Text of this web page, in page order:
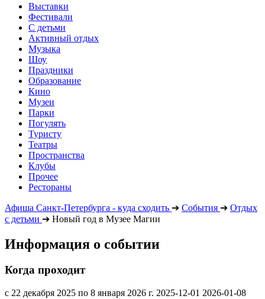
Выставки
Фестивали
С детьми
Активный отдых
Музыка
Шоу
Праздники
Образование
Кино
Музеи
Парки
Погулять
Туристу
Театры
Пространства
Клубы
Прочее
Рестораны
Афиша Санкт-Петербурга - куда сходить ➔ События ➔ Отдых
с детьми ➔ Новый год в Музее Магии
Информация о событии
Когда проходит
с 22 декабря 2025 по 8 января 2026 г. 2025-12-01 2026-01-08